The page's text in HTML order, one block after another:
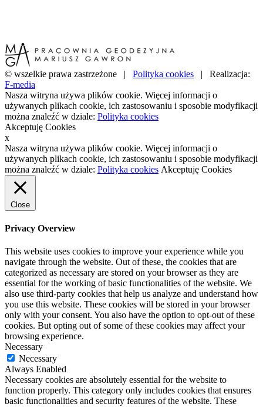
© wszelkie prawa zastrzeżone | Polityka cookies | Realizacja:
F-media
Nasza witryna używa plików cookie. Więcej informacji o
używanych plikach cookie, ich zastosowaniu i sposobie modyfikacji
można znaleźć w dziale: Polityka cookies
Akceptuję Cookies
x
Nasza witryna używa plików cookie. Więcej informacji o
używanych plikach cookie, ich zastosowaniu i sposobie modyfikacji
można znaleźć w dziale: Polityka cookies Akceptuję Cookies
Close
Privacy Overview
This website uses cookies to improve your experience while you
navigate through the website. Out of these, the cookies that are
categorized as necessary are stored on your browser as they are
essential for the working of basic functionalities of the website. We
also use third-party cookies that help us analyze and understand how
you use this website. These cookies will be stored in your browser
only with your consent. You also have the option to opt-out of these
cookies. But opting out of some of these cookies may affect your
browsing experience.
Necessary
Necessary
Always Enabled
Necessary cookies are absolutely essential for the website to
function properly. This category only includes cookies that ensures
basic functionalities and security features of the website. These